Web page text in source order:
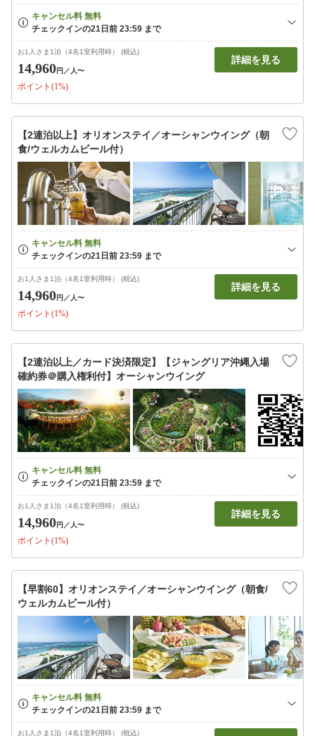
お1人さま1泊（4名1室利用時） (税込)
14,960円 ／人〜
ポイント(1%)
詳細を見る
【2連泊以上】オリオンステイ／オーシャンウイング（朝
食/ウェルカムビール付）
お1人さま1泊（4名1室利用時） (税込)
14,960円 ／人〜
ポイント(1%)
詳細を見る
【2連泊以上／カード決済限定】【ジャングリア沖縄入場
確約券＠購入権利付】オーシャンウイング
お1人さま1泊（4名1室利用時） (税込)
14,960円 ／人〜
ポイント(1%)
詳細を見る
【早割60】オリオンステイ／オーシャンウイング（朝食/
ウェルカムビール付）
お1人さま1泊（4名1室利用時） (税込)